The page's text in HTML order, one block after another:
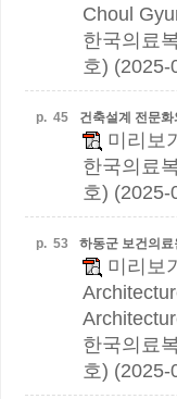
Choul
한국의료
호) (2025-
p. 45 건축설계 전문화
미리보기
한국의료
호) (2025-
p. 53 하동군 보건의료
미리보기
한국의료
호) (2025-